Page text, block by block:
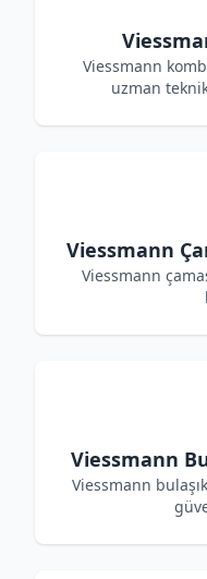
Viessmann
uzman
Viessmann
Viessmann
Viessmann
Viessmann